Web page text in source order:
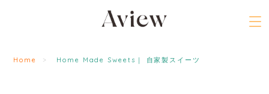
Home Home Made Sweets｜ 自家製スイーツ